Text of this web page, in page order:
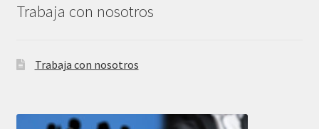
Trabaja con nosotros
Trabaja con nosotros